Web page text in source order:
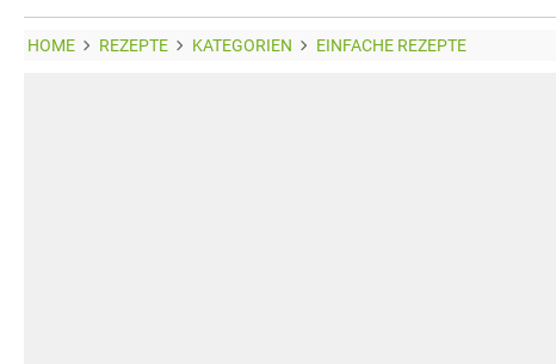
HOME REZEPTE KATEGORIEN EINFACHE REZEPTE